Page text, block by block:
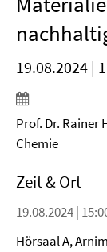
19.08.2024 |
Prof. Dr. Rainer
Chemie
Zeit & Ort
19.08.2024 |
Hörsaal A,